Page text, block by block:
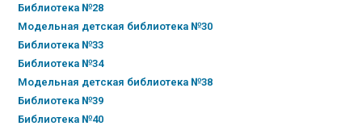
Библиотека №28
Модельная детская библиотека №30
Библиотека №33
Библиотека №34
Модельная детская библиотека №38
Библиотека №39
Библиотека №40